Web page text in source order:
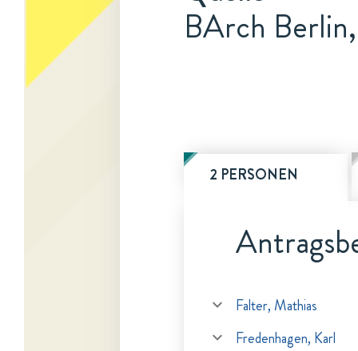
BArch
2 PERSONEN
Falter, Mathias
Fredenhagen, Karl